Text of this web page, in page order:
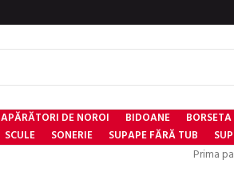
APĂRĂTORI DE NOROI BIDOANE BORSETA
SCULE SONERIE SUPAPE FĂRĂ TUB
Prima